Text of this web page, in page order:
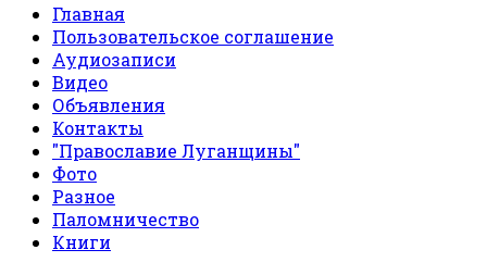
Главная
Пользовательское соглашение
Аудиозаписи
Видео
Объявления
Контакты
"Православие Луганщины"
Фото
Разное
Паломничество
Книги